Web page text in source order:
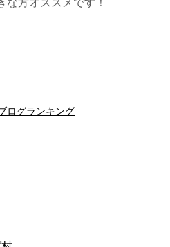
ログランキング